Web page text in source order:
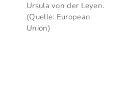
Ursula von der Leyen.
(Quelle: European
Union)